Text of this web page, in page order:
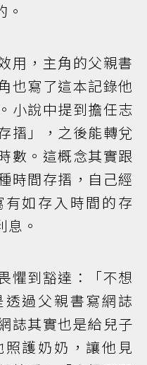
用，主角的父親書
也寫了這本記錄他
小說中提到擔任志
摺」，之後能轉兌
數。這概念其實跟
時間存摺，自己經
如存入時間的存
。
懼到豁達：「不想
過父親書寫網誌
誌其實也是給兒子
護奶奶，讓他見